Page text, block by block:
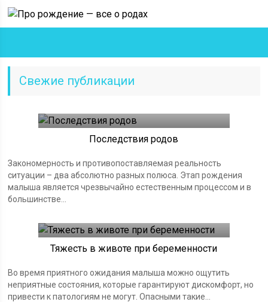
Свежие публикации
Последствия родов
Закономерность и противопоставляемая реальность
ситуации – два абсолютно разных полюса. Этап рождения
малыша является чрезвычайно естественным процессом и в
большинстве...
Тяжесть в животе при беременности
Во время приятного ожидания малыша можно ощутить
неприятные состояния, которые гарантируют дискомфорт, но
привести к патологиям не могут. Опасными такие...